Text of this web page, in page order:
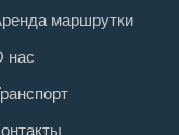
маршрутки
нас